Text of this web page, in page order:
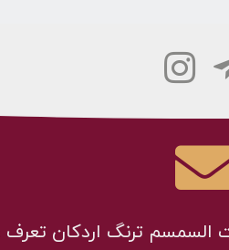
السمسم ترنگ اردکان تعرف